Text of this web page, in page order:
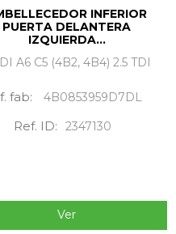
INFERIOR
PUERTA DELANTERA
IZQUIERDA...
A6 C5 (4B2, 4B4) 2.5 TDI
fab: 4B0853959D7DL
Ref. ID: 2347130
Ver